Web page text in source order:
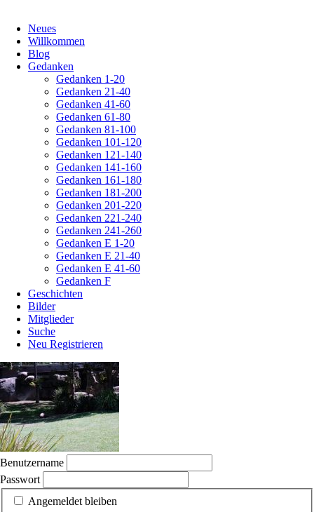
überspringen
Neues
Willkommen
Blog
Gedanken
Gedanken 1-20
Gedanken 21-40
Gedanken 41-60
Gedanken 61-80
Gedanken 81-100
Gedanken 101-120
Gedanken 121-140
Gedanken 141-160
Gedanken 161-180
Gedanken 181-200
Gedanken 201-220
Gedanken 221-240
Gedanken 241-260
Gedanken E 1-20
Gedanken E 21-40
Gedanken E 41-60
Gedanken F
Geschichten
Bilder
Mitglieder
Suche
Neu Registrieren
Benutzername
Passwort
Angemeldet bleiben